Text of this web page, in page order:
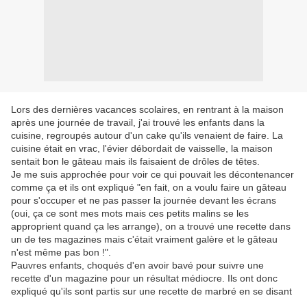
Lors des dernières vacances scolaires, en rentrant à la maison
après une journée de travail, j'ai trouvé les enfants dans la
cuisine, regroupés autour d'un cake qu'ils venaient de faire. La
cuisine était en vrac, l'évier débordait de vaisselle, la maison
sentait bon le gâteau mais ils faisaient de drôles de têtes.
Je me suis approchée pour voir ce qui pouvait les décontenancer
comme ça et ils ont expliqué "en fait, on a voulu faire un gâteau
pour s'occuper et ne pas passer la journée devant les écrans
(oui, ça ce sont mes mots mais ces petits malins se les
approprient quand ça les arrange), on a trouvé une recette dans
un de tes magazines mais c'était vraiment galère et le gâteau
n'est même pas bon !".
Pauvres enfants, choqués d'en avoir bavé pour suivre une
recette d'un magazine pour un résultat médiocre. Ils ont donc
expliqué qu'ils sont partis sur une recette de marbré en se disant